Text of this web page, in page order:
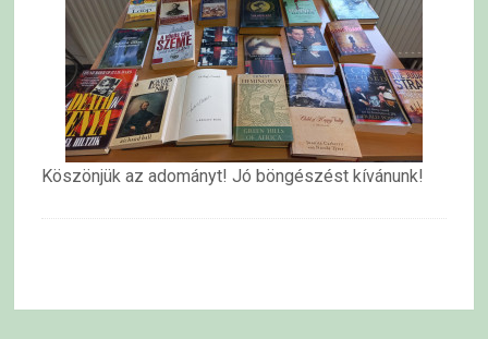
Köszönjük az adományt! Jó böngészést kívánunk!